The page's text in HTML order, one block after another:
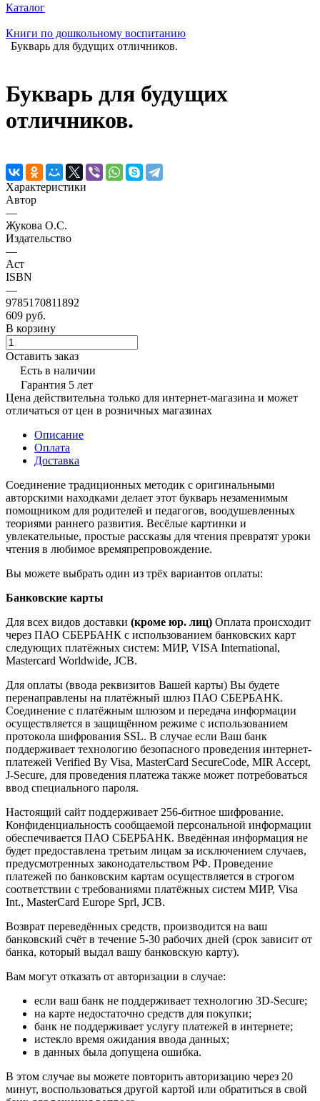
Каталог
Книги по дошкольному воспитанию
Букварь для будущих отличников.
Букварь для будущих
отличников.
Характеристики
Автор
—
Жукова О.С.
Издательство
—
Аст
ISBN
—
9785170811892
609 руб.
В корзину
Оставить заказ
Есть в наличии
Гарантия 5 лет
Цена действительна только для интернет-магазина и может
отличаться от цен в розничных магазинах
Описание
Оплата
Доставка
Соединение традиционных методик с оригинальными
авторскими находками делает этот букварь незаменимым
помощником для родителей и педагогов, воодушевленных
теориями раннего развития. Весёлые картинки и
увлекательные, простые рассказы для чтения превратят уроки
чтения в любимое времяпрепровождение.
Вы можете выбрать один из трёх вариантов оплаты:
Банковские карты
Для всех видов доставки (кроме юр. лиц) Оплата происходит
через ПАО СБЕРБАНК с использованием банковских карт
следующих платёжных систем: МИР, VISA International,
Mastercard Worldwide, JCB.
Для оплаты (ввода реквизитов Вашей карты) Вы будете
перенаправлены на платёжный шлюз ПАО СБЕРБАНК.
Соединение с платёжным шлюзом и передача информации
осуществляется в защищённом режиме с использованием
протокола шифрования SSL. В случае если Ваш банк
поддерживает технологию безопасного проведения интернет-
платежей Verified By Visa, MasterCard SecureCode, MIR Accept,
J-Secure, для проведения платежа также может потребоваться
ввод специального пароля.
Настоящий сайт поддерживает 256-битное шифрование.
Конфиденциальность сообщаемой персональной информации
обеспечивается ПАО СБЕРБАНК. Введённая информация не
будет предоставлена третьим лицам за исключением случаев,
предусмотренных законодательством РФ. Проведение
платежей по банковским картам осуществляется в строгом
соответствии с требованиями платёжных систем МИР, Visa
Int., MasterCard Europe Sprl, JCB.
Возврат переведённых средств, производится на ваш
банковский счёт в течение 5-30 рабочих дней (срок зависит от
банка, который выдал вашу банковскую карту).
Вам могут отказать от авторизации в случае:
если ваш банк не поддерживает технологию 3D-Secure;
на карте недостаточно средств для покупки;
банк не поддерживает услугу платежей в интернете;
истекло время ожидания ввода данных;
в данных была допущена ошибка.
В этом случае вы можете повторить авторизацию через 20
минут, воспользоваться другой картой или обратиться в свой